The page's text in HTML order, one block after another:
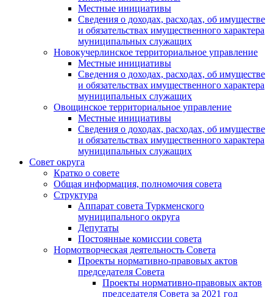
Местные инициативы
Сведения о доходах, расходах, об имуществе
и обязательствах имущественного характера
муниципальных служащих
Новокучерлинское территориальное управление
Местные инициативы
Сведения о доходах, расходах, об имуществе
и обязательствах имущественного характера
муниципальных служащих
Овощинское территориальное управление
Местные инициативы
Сведения о доходах, расходах, об имуществе
и обязательствах имущественного характера
муниципальных служащих
Совет округа
Кратко о совете
Общая информация, полномочия совета
Структура
Аппарат совета Туркменского
муниципального округа
Депутаты
Постоянные комиссии совета
Нормотворческая деятельность Совета
Проекты нормативно-правовых актов
председателя Cовета
Проекты нормативно-правовых актов
председателя Cовета за 2021 год